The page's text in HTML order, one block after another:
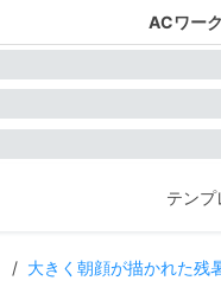
ACワー
テンプ
/ 大きく朝顔が描かれた残